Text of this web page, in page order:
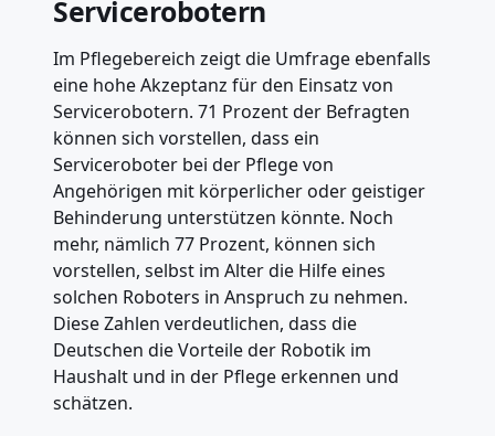
Servicerobotern
Im Pflegebereich zeigt die Umfrage ebenfalls
eine hohe Akzeptanz für den Einsatz von
Servicerobotern. 71 Prozent der Befragten
können sich vorstellen, dass ein
Serviceroboter bei der Pflege von
Angehörigen mit körperlicher oder geistiger
Behinderung unterstützen könnte. Noch
mehr, nämlich 77 Prozent, können sich
vorstellen, selbst im Alter die Hilfe eines
solchen Roboters in Anspruch zu nehmen.
Diese Zahlen verdeutlichen, dass die
Deutschen die Vorteile der Robotik im
Haushalt und in der Pflege erkennen und
schätzen.